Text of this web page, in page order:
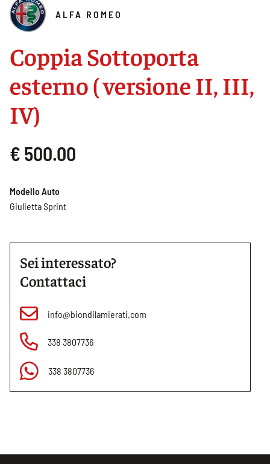
ALFA ROMEO
Coppia Sottoporta
esterno ( versione II, III,
IV)
€ 500.00
Modello Auto
Giulietta Sprint
Sei interessato?
Contattaci
info@biondilamierati.com
338 3807736
338 3807736